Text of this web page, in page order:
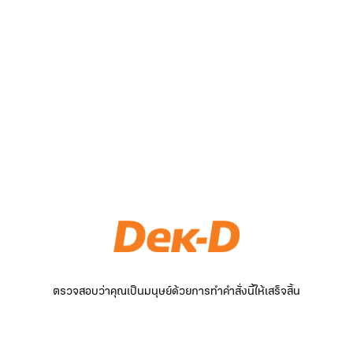
ตรวจสอบว่าคุณเป็นมนุษย์ด้วยการทำคำสั่งนี้ให้เสร็จสิ้น